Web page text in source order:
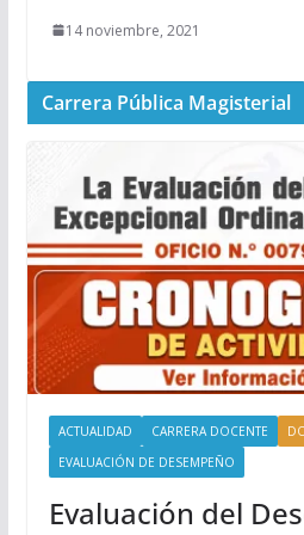
14 noviembre, 2021
Carrera Pública Magisterial
ACTUALIDAD CARRERA DOCENTE
EVALUACIÓN DE DESEMPEÑO
Evaluación del